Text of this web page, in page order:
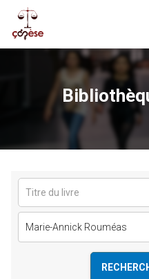
Marie-Annick Rouméas